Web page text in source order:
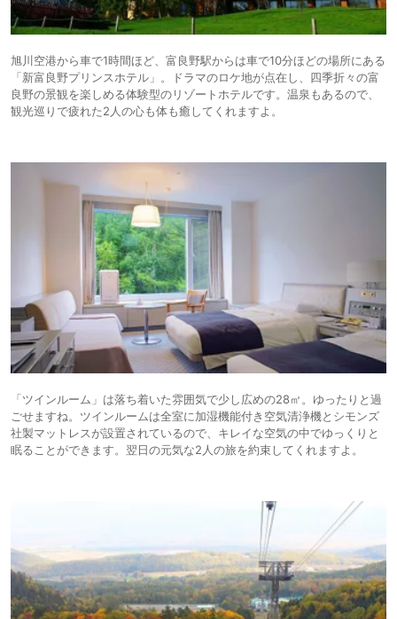
旭川空港から車で1時間ほど、富良野駅からは車で10分ほどの場所にある
「新富良野プリンスホテル」。ドラマのロケ地が点在し、四季折々の富
良野の景観を楽しめる体験型のリゾートホテルです。温泉もあるので、
観光巡りで疲れた2人の心も体も癒してくれますよ。
「ツインルーム」は落ち着いた雰囲気で少し広めの28㎡。ゆったりと過
ごせますね。ツインルームは全室に加湿機能付き空気清浄機とシモンズ
社製マットレスが設置されているので、キレイな空気の中でゆっくりと
眠ることができます。翌日の元気な2人の旅を約束してくれますよ。